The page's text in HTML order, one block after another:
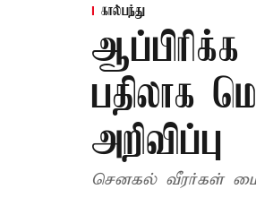
கால்பந்து
பதிலாக
அறிவிப்பு
செனகல் வீரர்கள்